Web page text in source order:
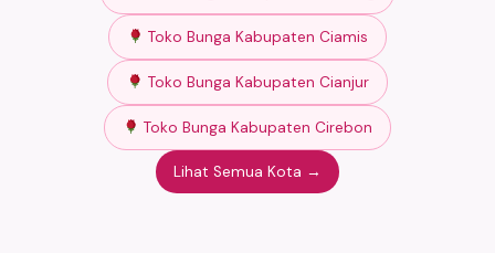
Toko Bunga Kabupaten Ciamis
Toko Bunga Kabupaten Cianjur
Toko Bunga Kabupaten Cirebon
Lihat Semua Kota →